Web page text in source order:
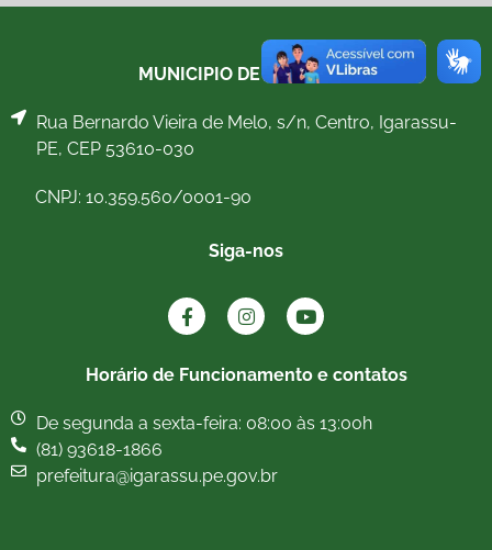
MUNICIPIO DE IGARASSU
Rua Bernardo Vieira de Melo, s/n, Centro, Igarassu-
PE, CEP 53610-030
CNPJ: 10.359.560/0001-90
Siga-nos
Horário de Funcionamento e contatos
De segunda a sexta-feira: 08:00 às 13:00h
(81) 93618-1866
prefeitura@igarassu.pe.gov.br